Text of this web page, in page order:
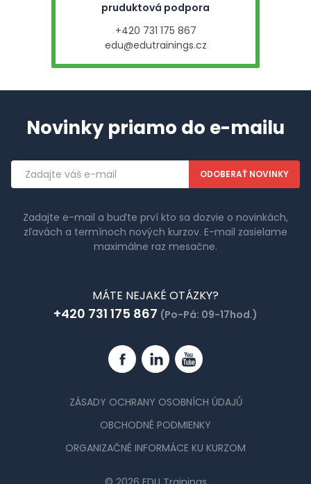
pruduktová podpora
+420 731 175 867
edu@edutrainings.cz
Novinky priamo do e-mailu
Emailová
adresa
Zadajte e-mail a buďte prví kto sa dozvie o novinkách,
zľavách a termínoch nových kurzov. E-mail zasielame
maximálne raz mesačne.
MÁTE NEJAKÉ OTÁZKY?
+420 731 175 867 (Po-Pá: 09-17hod.)
FacebookLinkedinYouTube
ZÁSADY OCHRANY OSOBNÍCH ÚDAJŮ
OBCHODNÉ PODMIENKY
ORGANIZAČNÉ INFORMÁCE KU KURZOM